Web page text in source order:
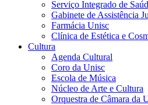
Serviço Integrado de
Gabinete de Assistência
Farmácia Unisc
Clínica de Estética e
Cultura
Agenda Cultural
Coro da Unisc
Escola de Música
Núcleo de Arte e Cultura
Orquestra de Câmara da